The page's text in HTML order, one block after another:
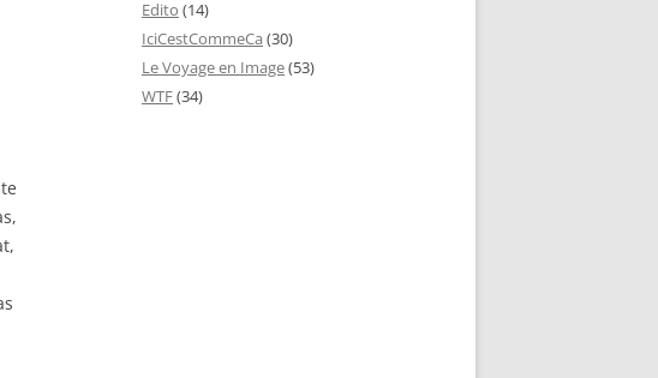
Edito (14)
IciCestCommeCa (30)
Le Voyage en Image(53)
WTF(34)